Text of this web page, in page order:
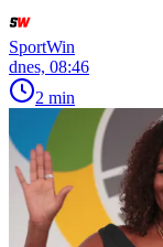
SportWin
dnes, 08:46
2 min